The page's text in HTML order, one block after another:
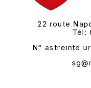
22 route
Tél:
N° astreinte